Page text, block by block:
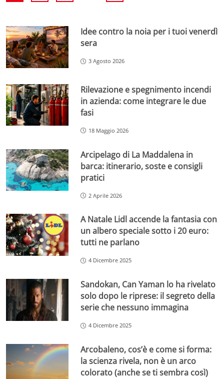
Idee contro la noia per i tuoi venerdì
sera
3 Agosto 2026
Rilevazione e spegnimento incendi
in azienda: come integrare le due
fasi
18 Maggio 2026
Arcipelago di La Maddalena in
barca: itinerario, soste e consigli
pratici
2 Aprile 2026
A Natale Lidl accende la fantasia con
un albero speciale sotto i 20 euro:
tutti ne parlano
4 Dicembre 2025
Sandokan, Can Yaman lo ha rivelato
solo dopo le riprese: il segreto della
serie che nessuno immagina
4 Dicembre 2025
Arcobaleno, cos’è e come si forma:
la scienza rivela, non è un arco
colorato (anche se ti sembra così)